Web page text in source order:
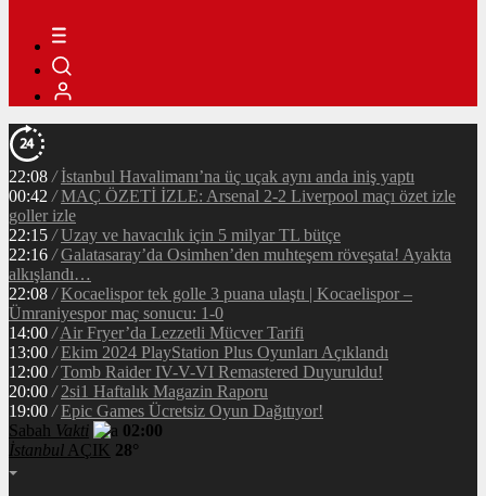
22:08 / İstanbul Havalimanı’na üç uçak aynı anda iniş yaptı
00:42 / MAÇ ÖZETİ İZLE: Arsenal 2-2 Liverpool maçı özet izle
goller izle
22:15 / Uzay ve havacılık için 5 milyar TL bütçe
22:16 / Galatasaray’da Osimhen’den muhteşem röveşata! Ayakta
alkışlandı…
22:08 / Kocaelispor tek golle 3 puana ulaştı | Kocaelispor –
Ümraniyespor maç sonucu: 1-0
14:00 / Air Fryer’da Lezzetli Mücver Tarifi
13:00 / Ekim 2024 PlayStation Plus Oyunları Açıklandı
12:00 / Tomb Raider IV-V-VI Remastered Duyuruldu!
20:00 / 2si1 Haftalık Magazin Raporu
19:00 / Epic Games Ücretsiz Oyun Dağıtıyor!
Sabah Vakti
02:00
İstanbul AÇIK 28°